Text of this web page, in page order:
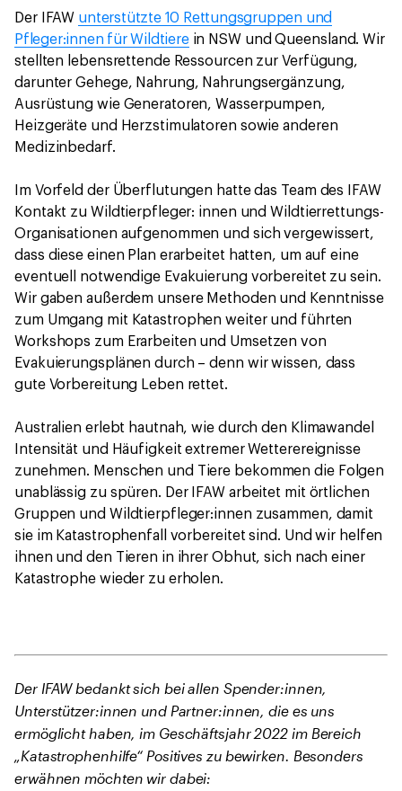
Der IFAW unterstützte 10 Rettungsgruppen und
Pfleger:innen für Wildtierein NSW und Queensland. Wir
stellten lebensrettende Ressourcen zur Verfügung,
darunter Gehege, Nahrung, Nahrungsergänzung,
Ausrüstung wie Generatoren, Wasserpumpen,
Heizgeräte und Herzstimulatoren sowie anderen
Medizinbedarf.
Im Vorfeld der Überflutungen hatte das Team des IFAW
Kontakt zu Wildtierpfleger: innen und Wildtierrettungs-
Organisationen aufgenommen und sich vergewissert,
dass diese einen Plan erarbeitet hatten, um auf eine
eventuell notwendige Evakuierung vorbereitet zu sein.
Wir gaben außerdem unsere Methoden und Kenntnisse
zum Umgang mit Katastrophen weiter und führten
Workshops zum Erarbeiten und Umsetzen von
Evakuierungsplänen durch – denn wir wissen, dass
gute Vorbereitung Leben rettet.
Australien erlebt hautnah, wie durch den Klimawandel
Intensität und Häufigkeit extremer Wetterereignisse
zunehmen. Menschen und Tiere bekommen die Folgen
unablässig zu spüren. Der IFAW arbeitet mit örtlichen
Gruppen und Wildtierpfleger:innen zusammen, damit
sie im Katastrophenfall vorbereitet sind. Und wir helfen
ihnen und den Tieren in ihrer Obhut, sich nach einer
Katastrophe wieder zu erholen.
Der IFAW bedankt sich bei allen Spender:innen,
Unterstützer:innen und Partner:innen, die es uns
ermöglicht haben, im Geschäftsjahr 2022 im Bereich
„Katastrophenhilfe“ Positives zu bewirken. Besonders
erwähnen möchten wir dabei: